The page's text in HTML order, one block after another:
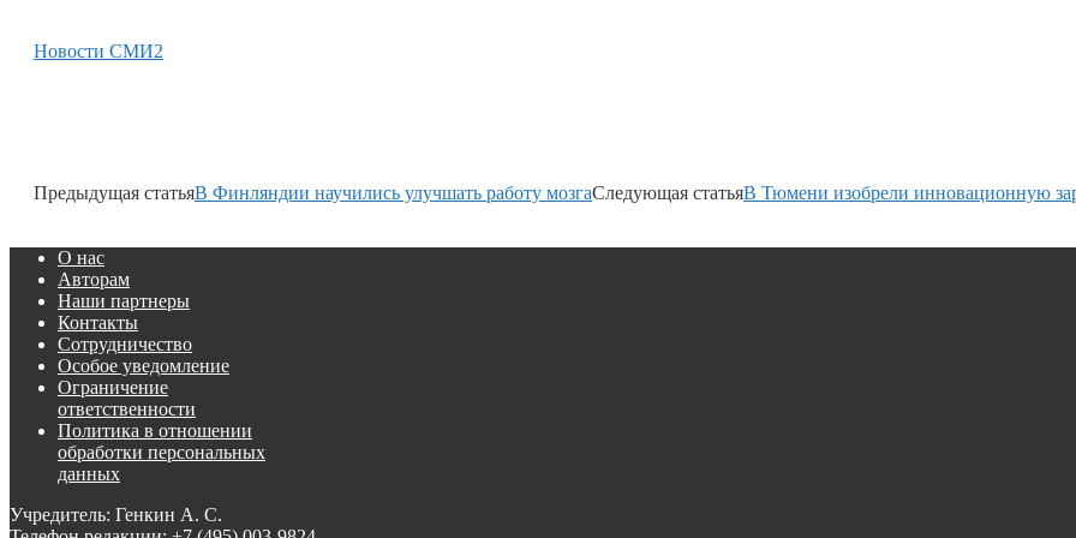
Новости СМИ2
Предыдущая статьяВ Финляндии научились улучшать работу мозгаСледующая статьяВ Тюмени изобрели инновационную
О нас
Авторам
Наши партнеры
Контакты
Сотрудничество
Особое уведомление
Ограничение
ответственности
Политика в отношении
обработки персональных
данных
Учредитель: Генкин А. С.